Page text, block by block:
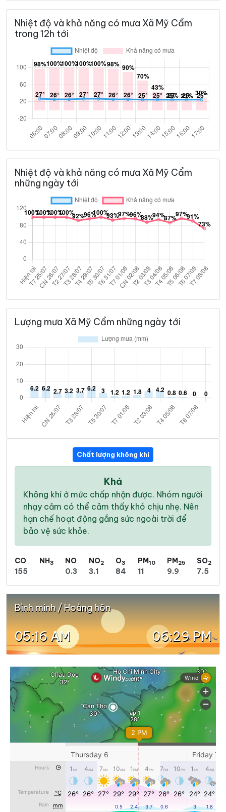
Nhiệt độ và khả năng có mưa Xã Mỹ Cẩm
trong 12h tới
Nhiệt độ và khả năng có mưa Xã Mỹ Cẩm
những ngày tới
Lượng mưa Xã Mỹ Cẩm những ngày tới
Chất lượng không khí
Khá
Không khí ở mức chấp nhận được. Nhóm người
nhạy cảm có thể cảm thấy khó chịu nhẹ. Nên
hạn chế hoạt động gắng sức ngoài trời để
bảo vệ sức khỏe.
CO
155
NH3
NO
0.3
NO2
3.1
O3
84
PM10
11
PM25
9.9
SO2
7.5
Bình minh / Hoàng hôn
05:16 AM 06:29 PM